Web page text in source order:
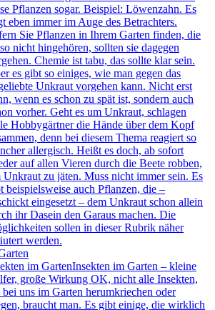
Pflanzen sogar. Beispiel: Löwenzahn. Es
eben immer im Auge des Betrachters.
Sie Pflanzen in Ihrem Garten finden, die
nicht hingehören, sollten sie dagegen
Chemie ist tabu, das sollte klar sein.
es gibt so einiges, wie man gegen das
Unkraut vorgehen kann. Nicht erst
wenn es schon zu spät ist, sondern auch
vorher. Geht es um Unkraut, schlagen
Hobbygärtner die Hände über dem Kopf
denn bei diesem Thema reagiert so
allergisch. Heißt es doch, ab sofort
auf allen Vieren durch die Beete robben,
Unkraut zu jäten. Muss nicht immer sein. Es
beispielsweise auch Pflanzen, die –
eingesetzt – dem Unkraut schon allein
ihr Dasein den Garaus machen. Die
sollen in dieser Rubrik näher
werden.
im GartenInsekten im Garten – kleine
große Wirkung OK, nicht alle Insekten,
bei uns im Garten herumkriechen oder
braucht man. Es gibt einige, die wirklich